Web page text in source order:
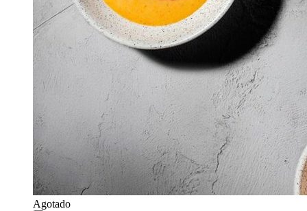
Agotado